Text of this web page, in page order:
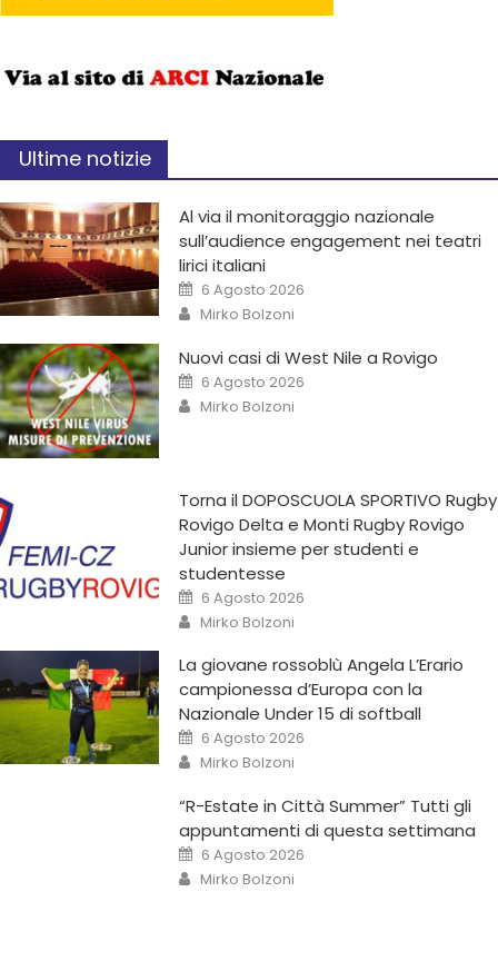
Ultime notizie
Al via il monitoraggio nazionale
sull’audience engagement nei teatri
lirici italiani
6 Agosto 2026
Mirko Bolzoni
Nuovi casi di West Nile a Rovigo
6 Agosto 2026
Mirko Bolzoni
Torna il DOPOSCUOLA SPORTIVO Rugby
Rovigo Delta e Monti Rugby Rovigo
Junior insieme per studenti e
studentesse
6 Agosto 2026
Mirko Bolzoni
La giovane rossoblù Angela L’Erario
campionessa d’Europa con la
Nazionale Under 15 di softball
6 Agosto 2026
Mirko Bolzoni
“R-Estate in Città Summer” Tutti gli
appuntamenti di questa settimana
6 Agosto 2026
Mirko Bolzoni